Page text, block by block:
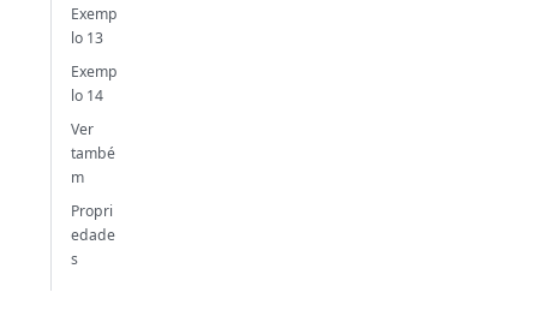
Exemp
lo 13
Exemp
lo 14
Ver
també
m
Propri
edade
s